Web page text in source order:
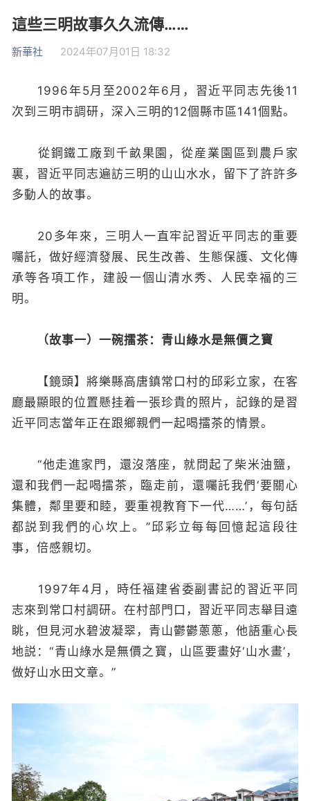
這些三明故事久久流傳……
新華社 2024年07月01日 18:32
1996年5月至2002年6月，習近平同志先後11
次到三明市調研，深入三明的12個縣市區141個點。
從鋼鐵工廠到千畝果園，從産業園區到農戶家
裏，習近平同志遍訪三明的山山水水，留下了許許多
多動人的故事。
20多年來，三明人一直牢記習近平同志的重要
囑託，做好經濟發展、民生改善、生態保護、文化傳
承等各項工作，建設一個山清水秀、人民幸福的三
明。
（故事一）一碗擂茶：青山綠水是無價之寶
【鏡頭】將樂縣高唐鎮常口村的邱彩立家，在客
廳最顯眼的位置懸挂着一張珍貴的照片，記錄的是習
近平同志當年正在跟鄉親們一起喝擂茶的情景。
“他走進家門，還沒落座，就問起了柴米油鹽，
還和我們一起喝擂茶，臨走前，還囑託我們‘要關心
集體，鄰里要和睦，要重視教育下一代……’，每句話
都説到我們的心坎上。”邱彩立每每回憶起這段往
事，倍感親切。
1997年4月，時任福建省委副書記的習近平同
志來到常口村調研。在村部門口，習近平同志舉目遠
眺，但見河水碧波凝翠，青山鬱鬱蔥蔥，他語重心長
地説：“青山綠水是無價之寶，山區要畫好‘山水畫’，
做好山水田文章。”